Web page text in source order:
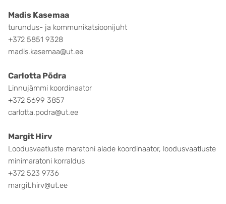
Madis Kasemaa
turundus- ja kommunikatsioonijuht
+372 5851 9328
madis.kasemaa@ut.ee
Carlotta Põdra
Linnujämmi koordinaator
+372 5699 3857
carlotta.podra@ut.ee
Margit Hirv
Loodusvaatluste maratoni alade koordinaator, loodusvaatluste
minimaratoni korraldus
+372 523 9736
margit.hirv@ut.ee